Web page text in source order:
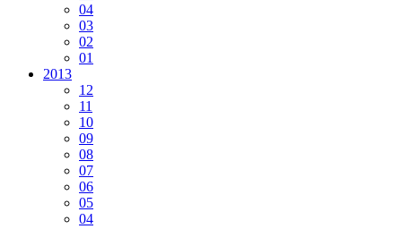
04
03
02
01
2013
12
11
10
09
08
07
06
05
04